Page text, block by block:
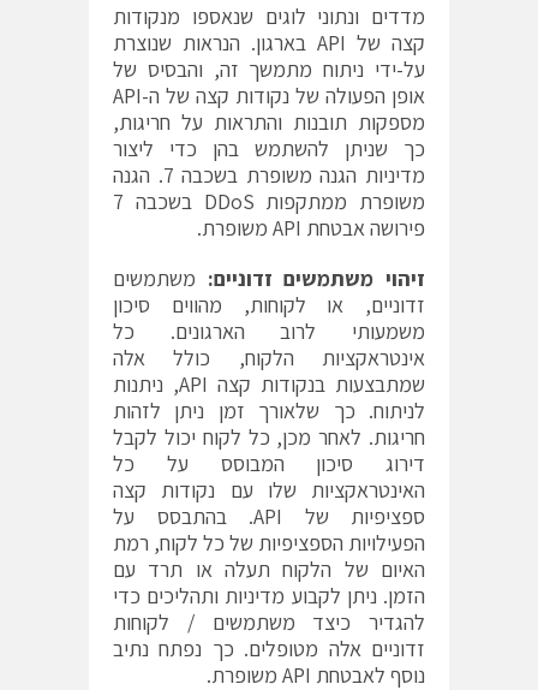
מדדים ונתוני לוגים שנאספו מנקודות
קצה של API בארגון. הנראות שנוצרת
על-ידי ניתוח מתמשך זה, והבסיס של
אופן הפעולה של נקודות קצה של ה-API
מספקות תובנות והתראות על חריגות,
כך שניתן להשתמש בהן כדי ליצור
מדיניות הגנה משופרת בשכבה 7. הגנה
משופרת ממתקפות DDoS בשכבה 7
פירושה אבטחת API משופרת.
זיהוי משתמשים זדוניים: משתמשים
זדוניים, או לקוחות, מהווים סיכון
משמעותי לרוב הארגונים. כל
אינטראקציות הלקוח, כולל אלה
שמתבצעות בנקודות קצה API, ניתנות
לניתוח. כך שלאורך זמן ניתן לזהות
חריגות. לאחר מכן, כל לקוח יכול לקבל
דירוג סיכון המבוסס על כל
האינטראקציות שלו עם נקודות קצה
ספציפיות של API. בהתבסס על
הפעילויות הספציפיות של כל לקוח, רמת
האיום של הלקוח תעלה או תרד עם
הזמן. ניתן לקבוע מדיניות ותהליכים כדי
להגדיר כיצד משתמשים / לקוחות
זדוניים אלה מטופלים. כך נפתח נתיב
נוסף לאבטחת API משופרת.